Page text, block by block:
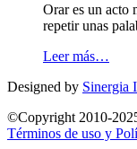
Orar es un acto
repetir unas
Leer más…
Designed by Sinergia
©Copyright 2010-
Términos de uso y